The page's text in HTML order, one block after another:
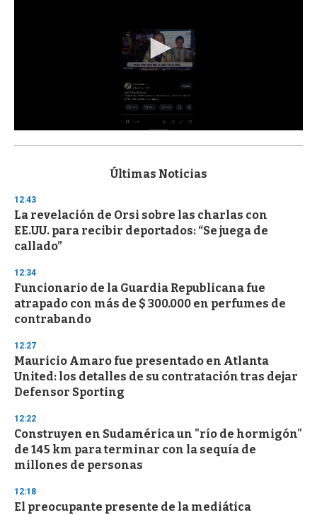
s
d
s
o
f
3
s
e
c
o
n
Últimas Noticias
12:43
La revelación de Orsi sobre las charlas con
EE.UU. para recibir deportados: “Se juega de
callado”
12:34
Funcionario de la Guardia Republicana fue
atrapado con más de $ 300.000 en perfumes de
contrabando
12:27
Mauricio Amaro fue presentado en Atlanta
United: los detalles de su contratación tras dejar
Defensor Sporting
12:22
Construyen en Sudamérica un "río de hormigón"
de 145 km para terminar con la sequía de
millones de personas
12:18
El preocupante presente de la mediática